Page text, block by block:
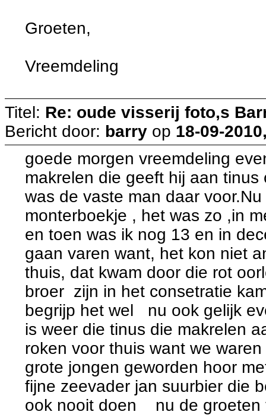
Groeten,
Vreemdeling
Titel: Re: oude visserij foto,s
Bericht door: barry op 18-09-
goede morgen vreemdeling
makrelen die geeft hij aan
was de vaste man daar
monterboekje , het was zo ,in
en toen was ik nog 13 en in
gaan varen want, het kon niet
thuis, dat kwam door die rot
broer zijn in het consetratie
begrijp het wel nu ook gelijk
is weer die tinus die makrelen
roken voor thuis want we
grote jongen geworden hoor
fijne zeevader jan suurbier die
ook nooit doen nu de groeten